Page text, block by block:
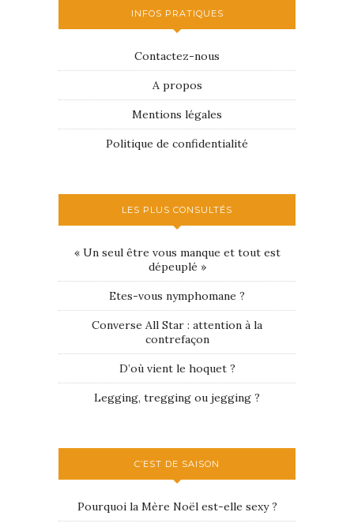
INFOS PRATIQUES
Contactez-nous
A propos
Mentions légales
Politique de confidentialité
LES PLUS CONSULTÉS
« Un seul être vous manque et tout est
dépeuplé »
Etes-vous nymphomane ?
Converse All Star : attention à la
contrefaçon
D’où vient le hoquet ?
Legging, tregging ou jegging ?
C’EST DE SAISON
Pourquoi la Mère Noël est-elle sexy ?